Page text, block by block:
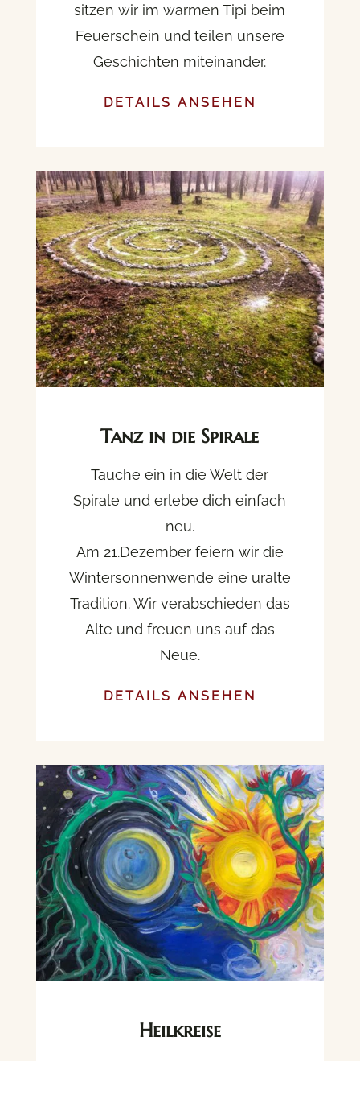
sitzen wir im warmen Tipi beim
Feuerschein und teilen unsere
Geschichten miteinander.
DETAILS ANSEHEN
Tanz in die Spirale
Tauche ein in die Welt der
Spirale und erlebe dich einfach
neu.
Am 21.Dezember feiern wir die
Wintersonnenwende eine uralte
Tradition. Wir verabschieden das
Alte und freuen uns auf das
Neue.
DETAILS ANSEHEN
Heilkreise